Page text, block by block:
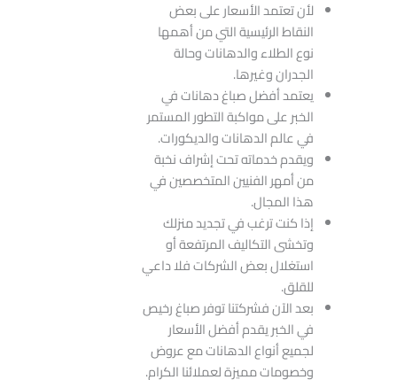
لأن تعتمد الأسعار على بعض
النقاط الرئيسية التي من أهمها
نوع الطلاء والدهانات وحالة
الجدران وغيرها.
يعتمد أفضل صباغ دهانات في
الخبر على مواكبة التطور المستمر
في عالم الدهانات والديكورات.
ويقدم خدماته تحت إشراف نخبة
من أمهر الفنيين المتخصصين في
هذا المجال.
إذا كنت ترغب في تجديد منزلك
وتخشى التكاليف المرتفعة أو
استغلال بعض الشركات فلا داعي
للقلق.
بعد الآن فشركتنا توفر صباغ رخيص
في الخبر يقدم أفضل الأسعار
لجميع أنواع الدهانات مع عروض
وخصومات مميزة لعملائنا الكرام.